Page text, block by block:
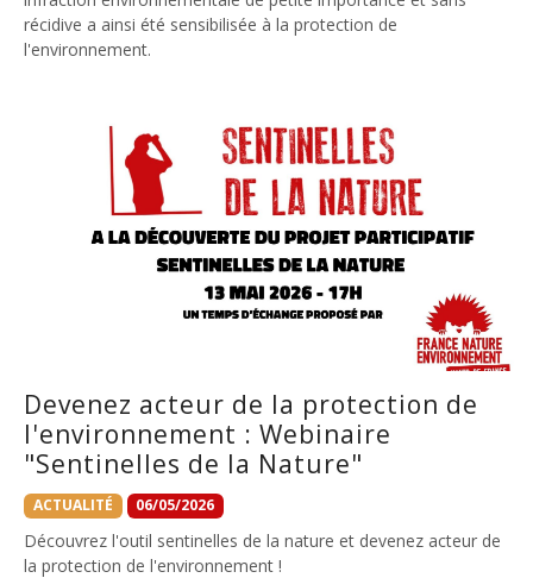
récidive a ainsi été sensibilisée à la protection de
l'environnement.
Devenez acteur de la protection de
l'environnement : Webinaire
"Sentinelles de la Nature"
ACTUALITÉ 06/05/2026
Découvrez l'outil sentinelles de la nature et devenez acteur de
la protection de l'environnement !